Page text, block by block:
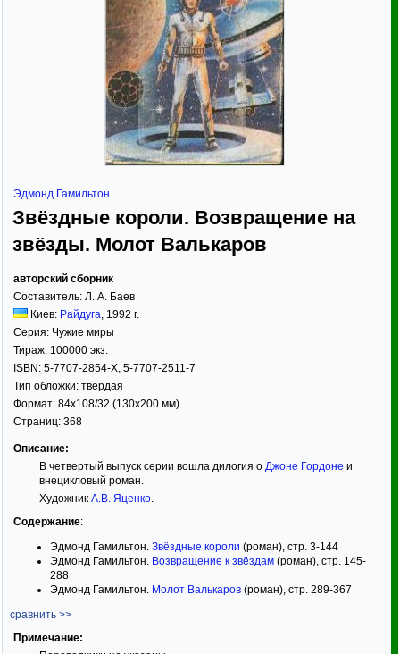
Эдмонд Гамильтон
Звёздные короли. Возвращение на
звёзды. Молот Валькаров
авторский сборник
Составитель: Л. А. Баев
Киев: Райдуга, 1992 г.
Серия: Чужие миры
Тираж: 100000 экз.
ISBN: 5-7707-2854-X, 5-7707-2511-7
Тип обложки: твёрдая
Формат: 84x108/32 (130x200 мм)
Страниц: 368
Описание:
В четвертый выпуск серии вошла дилогия о Джоне Гордоне и
внецикловый роман.
Художник А.В. Яценко.
Содержание:
Эдмонд Гамильтон. Звёздные короли (роман), стр. 3-144
Эдмонд Гамильтон. Возвращение к звёздам (роман), стр. 145-
288
Эдмонд Гамильтон. Молот Валькаров (роман), стр. 289-367
сравнить >>
Примечание: